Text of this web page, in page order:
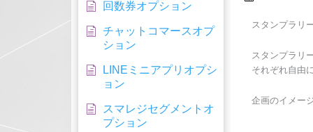
回数券オプション
チャットコマースオプ
ション
LINEミニアプリオプシ
ョン
スマレジセグメントオ
プション
スタンプラリ
スタンプラリ
それぞれ自由
企画のイメー